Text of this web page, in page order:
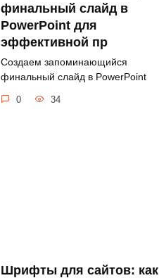
финальный слайд в
PowerPoint для
эффективной пр
Создаем запоминающийся
финальный слайд в PowerPoint
0 34
Шрифты для сайтов: как